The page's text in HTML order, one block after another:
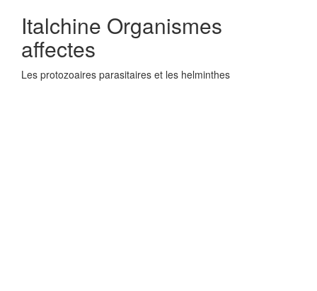
Italchine Organismes
affectes
Les protozoaires parasitaires et les helminthes